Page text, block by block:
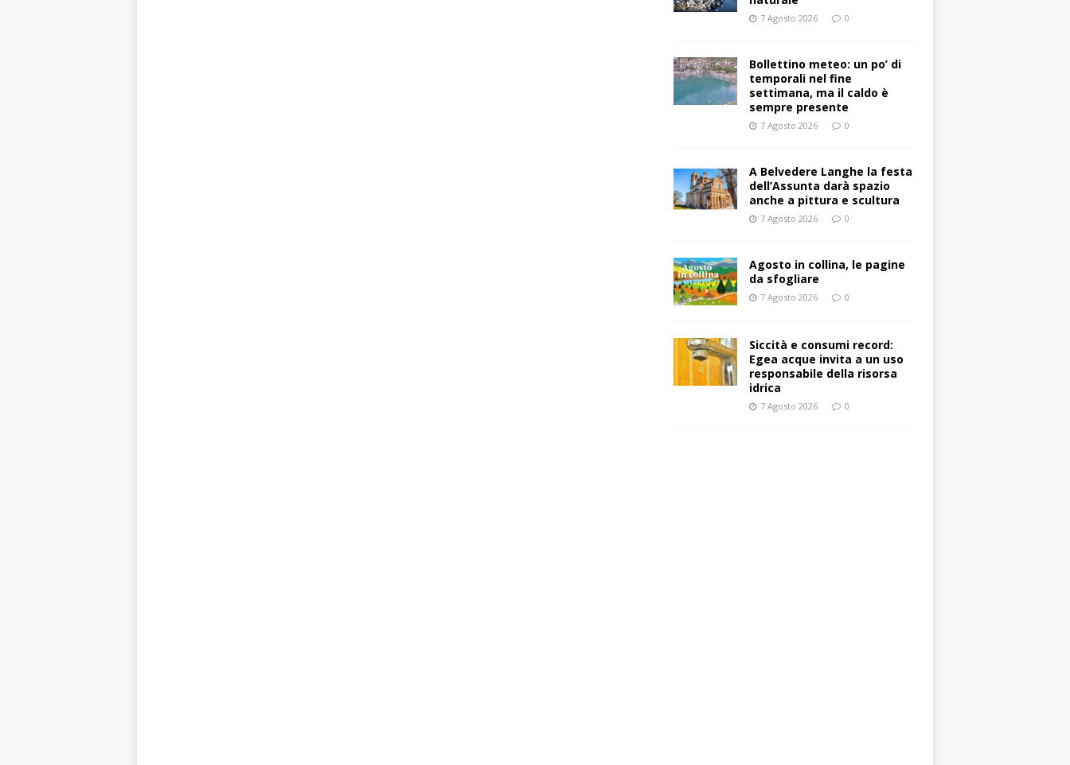
7 Agosto 2026 0
Bollettino meteo: un po’ di
temporali nel fine
settimana, ma il caldo è
sempre presente
7 Agosto 2026 0
A Belvedere Langhe la festa
dell’Assunta darà spazio
anche a pittura e scultura
7 Agosto 2026 0
Agosto in collina, le pagine
da sfogliare
7 Agosto 2026 0
Siccità e consumi record:
Egea acque invita a un uso
responsabile della risorsa
idrica
7 Agosto 2026 0